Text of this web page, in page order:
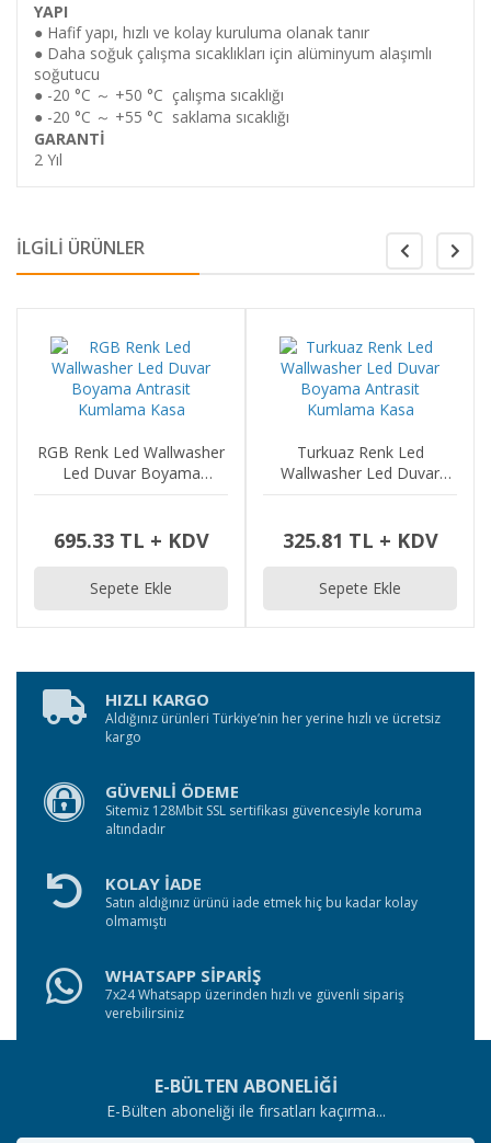
YAPI
● Hafif yapı, hızlı ve kolay kuruluma olanak tanır
● Daha soğuk çalışma sıcaklıkları için alüminyum alaşımlı
soğutucu
● -20 °C ～ +50 °C çalışma sıcaklığı
● -20 °C ～ +55 °C saklama sıcaklığı
GARANTİ
2 Yıl
İLGİLİ ÜRÜNLER
Turkuaz Renk Led
Wallwasher Led Duvar
325.81 TL + KDV
Sepete Ekle
Lila Renk Led
Led Duvar Boyama
325.81 TL + KDV
Sepete Ekle
HIZLI KARGO
Aldığınız ürünleri Türkiye’nin her yerine hızlı ve ücretsiz
kargo
GÜVENLİ ÖDEME
Sitemiz 128Mbit SSL sertifikası güvencesiyle koruma
altındadır
KOLAY İADE
Satın aldığınız ürünü iade etmek hiç bu kadar kolay
olmamıştı
WHATSAPP SİPARİŞ
7x24 Whatsapp üzerinden hızlı ve güvenli sipariş
verebilirsiniz
E-BÜLTEN ABONELİĞİ
E-Bülten aboneliği ile fırsatları kaçırma...